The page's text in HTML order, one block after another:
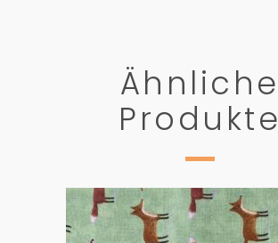
Ähnliche
Produkte